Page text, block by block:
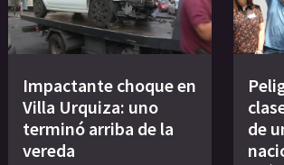
Impactante choque en
Villa Urquiza: uno
terminó arriba de la
vereda
de